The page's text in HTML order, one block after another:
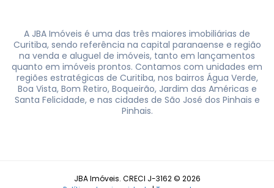
A JBA Imóveis é uma das três maiores imobiliárias de
Curitiba, sendo referência na capital paranaense e região
na venda e aluguel de imóveis, tanto em lançamentos
quanto em imóveis prontos. Contamos com unidades em
regiões estratégicas de Curitiba, nos bairros Água Verde,
Boa Vista, Bom Retiro, Boqueirão, Jardim das Américas e
Santa Felicidade, e nas cidades de São José dos Pinhais e
Pinhais.
JBA Imóveis. CRECI J-3162 © 2026